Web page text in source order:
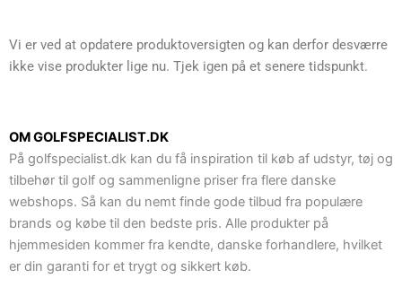
Vi er ved at opdatere produktoversigten og kan derfor desværre
ikke vise produkter lige nu. Tjek igen på et senere tidspunkt.
OM GOLFSPECIALIST.DK
På golfspecialist.dk kan du få inspiration til køb af udstyr, tøj og
tilbehør til golf og sammenligne priser fra flere danske
webshops. Så kan du nemt finde gode tilbud fra populære
brands og købe til den bedste pris. Alle produkter på
hjemmesiden kommer fra kendte, danske forhandlere, hvilket
er din garanti for et trygt og sikkert køb.